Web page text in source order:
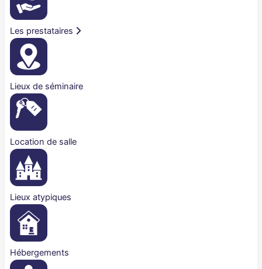
Les prestataires
Lieux de séminaire
Location de salle
Lieux atypiques
Hébergements